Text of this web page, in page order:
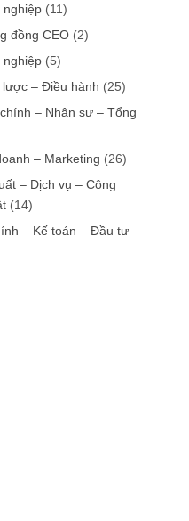
nghiệp (11)
đồng CEO (2)
nghiệp (5)
– Điều hành (25)
– Nhân sự – Tổng
– Marketing (26)
– Dịch vụ – Công
(14)
– Kế toán – Đầu tư